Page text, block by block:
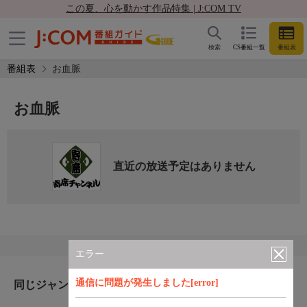
この夏、心を動かす作品特集 | J:COM TV
CS番組一覧 番組表
検索
番組表 お血脈
エラー
通信に問題が発生しました[error]
お血脈
直近の放送予定はありません
同じジャンルのおすすめ番組